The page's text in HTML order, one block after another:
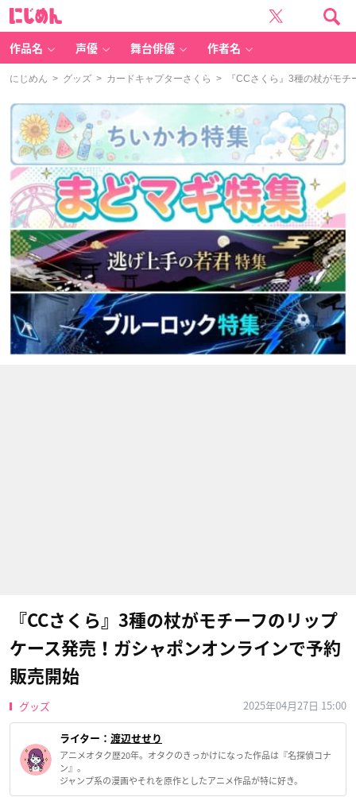
作品名 声優 舞台俳優 作者名
にじめん > グッズ > カードキャプターさくら > 『CCさくら』3種の杖がモチ
『CCさくら』3種の杖がモチーフのリップ
ケース発売！ガシャポンオンラインで予約
販売開始
グッズ 2025年04月27日 15:00
ライター： 渡辺せせり
アニメオタク歴20年。オタクのきっかけになった作品は『名探偵コナ
ン』。
ジャンプ系の漫画やそれを原作としたアニメ作品が特に好き。